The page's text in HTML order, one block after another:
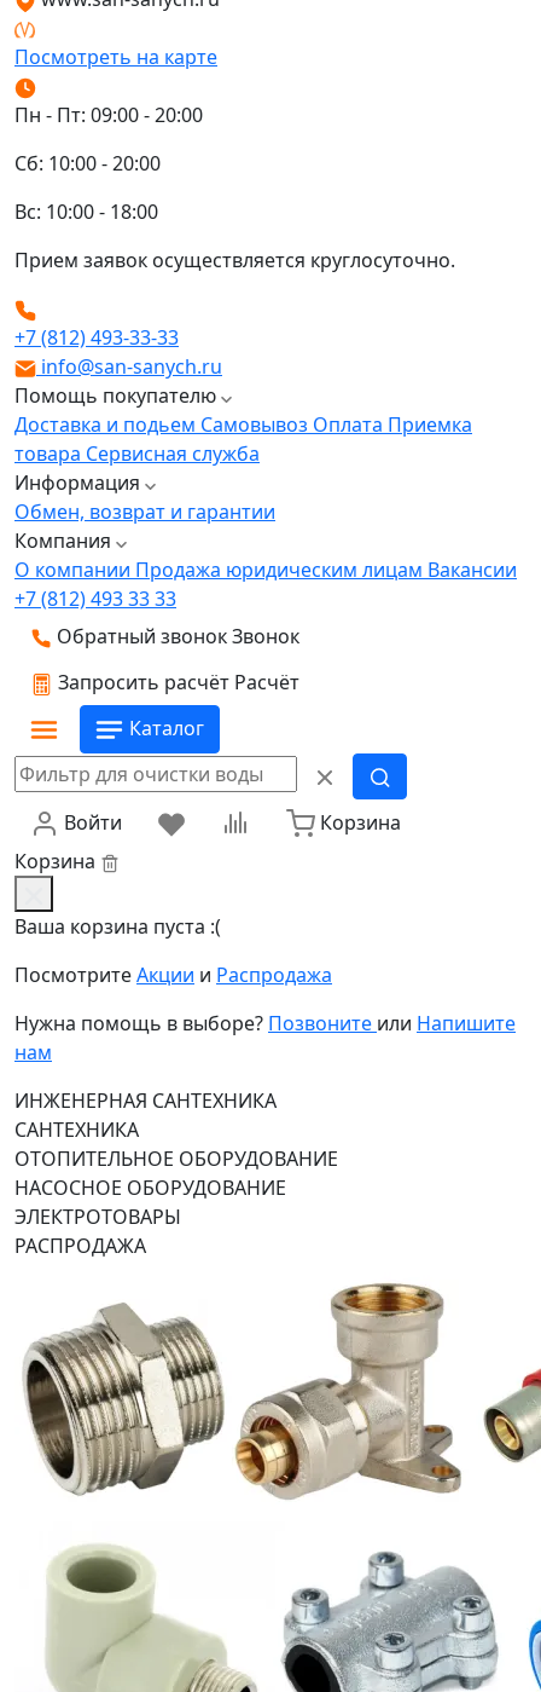
Посмотреть на карте
Пн - Пт: 09:00 - 20:00
Сб: 10:00 - 20:00
Вс: 10:00 - 18:00
Прием заявок осуществляется круглосуточно.
+7 (812) 493-33-33
info@san-sanych.ru
Помощь покупателю
Доставка и подьем Самовывоз Оплата Приемка
товара Сервисная служба
Информация
Обмен, возврат и гарантии
Компания
О компании Продажа юридическим лицам Вакансии
+7 (812) 493 33 33
Обратный звонокЗвонок
Запросить расчёт Расчёт
Каталог
Войти
Корзина
Корзина
Ваша корзина пуста :(
ПосмотритеАкции и Распродажа
Нужна помощь в выборе? Позвоните или Напишите
нам
ИНЖЕНЕРНАЯ САНТЕХНИКА
САНТЕХНИКА
ОТОПИТЕЛЬНОЕ ОБОРУДОВАНИЕ
НАСОСНОЕ ОБОРУДОВАНИЕ
ЭЛЕКТРОТОВАРЫ
РАСПРОДАЖА